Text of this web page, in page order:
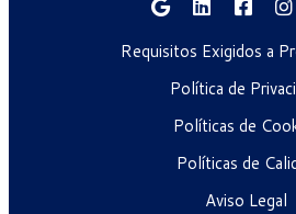
Requisitos Exigidos a
Política de
Políticas de
Políticas de
Aviso Legal